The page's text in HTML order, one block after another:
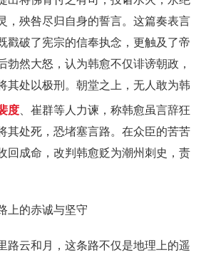
，殃咎尽归自身的誓言。这篇奏表言
戳破了宪宗的信奉执念，更触及了帝
勃然大怒，认为韩愈不仅诽谤朝政，
其处以极刑。朝堂之上，无人敢为韩
度 、崔群等人力谏，称韩愈虽言辞狂
其处死，恐堵塞言路。在众臣的苦苦
回成命，改判韩愈贬为潮州刺史，责
上的赤诚与坚守
路云和月，这条路不仅是地理上的遥